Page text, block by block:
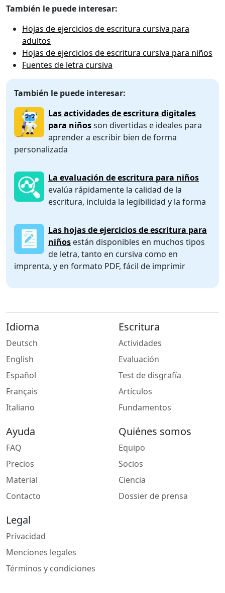
También le puede interesar:
Hojas de ejercicios de escritura cursiva para
adultos
Hojas de ejercicios de escritura cursiva para niños
Fuentes de letra cursiva
También le puede interesar:
Las actividades de escritura digitales
para niñosson divertidas e ideales para
aprender a escribir bien de forma
personalizada
La evaluación de escritura para niños
evalúa rápidamente la calidad de la
escritura, incluida la legibilidad y la forma
Las hojas de ejercicios de escritura para
niños están disponibles en muchos tipos
de letra, tanto en cursiva como en
imprenta, y en formato PDF, fácil de imprimir
Idioma
Deutsch
English
Español
Français
Italiano
Escritura
Actividades
Evaluación
Test de disgrafía
Artículos
Fundamentos
Ayuda
FAQ
Precios
Material
Contacto
Quiénes somos
Equipo
Socios
Ciencia
Dossier de prensa
Legal
Privacidad
Menciones legales
Términos y condiciones